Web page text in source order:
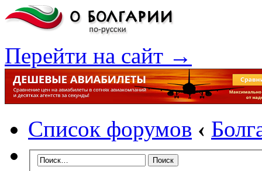
Перейти на сайт →
Список форумов ‹